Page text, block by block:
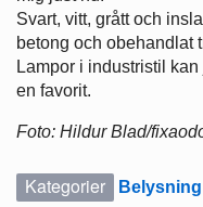
Svart, vitt, grått och
betong och obehandlat
Lampor i industristil
en favorit.
Foto: Hildur Blad/
Kategorier Belysning